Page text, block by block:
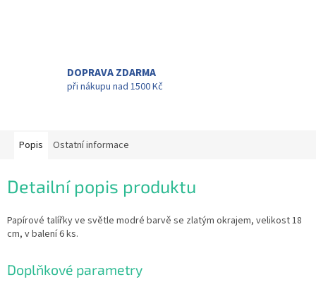
DOPRAVA ZDARMA
při nákupu nad 1500 Kč
Popis Ostatní informace
Detailní popis produktu
Papírové talířky ve světle modré barvě se zlatým okrajem, velikost 18
cm, v balení 6 ks.
Doplňkové parametry